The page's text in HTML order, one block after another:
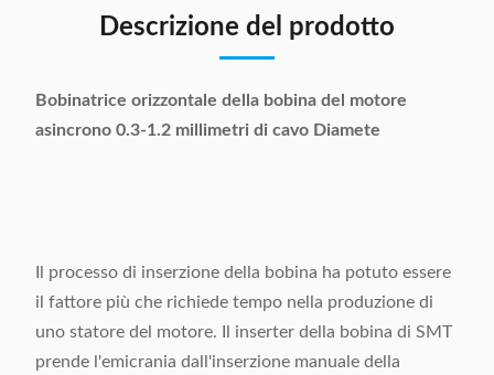
Descrizione del prodotto
Bobinatrice orizzontale della bobina del motore
asincrono 0.3-1.2 millimetri di cavo Diamete
Il processo di inserzione della bobina ha potuto essere
il fattore più che richiede tempo nella produzione di
uno statore del motore. Il inserter della bobina di SMT
prende l'emicrania dall'inserzione manuale della